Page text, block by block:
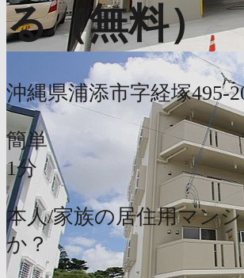
る（無料）
沖縄県浦添市字経塚495-
簡単
1分
本人/家族の居住用マン
か？